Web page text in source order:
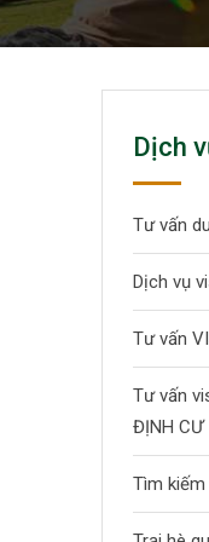
Dịch
Tư vấn
Dịch vụ
Tư vấn
Tư vấn
ĐỊNH CƯ
Tìm